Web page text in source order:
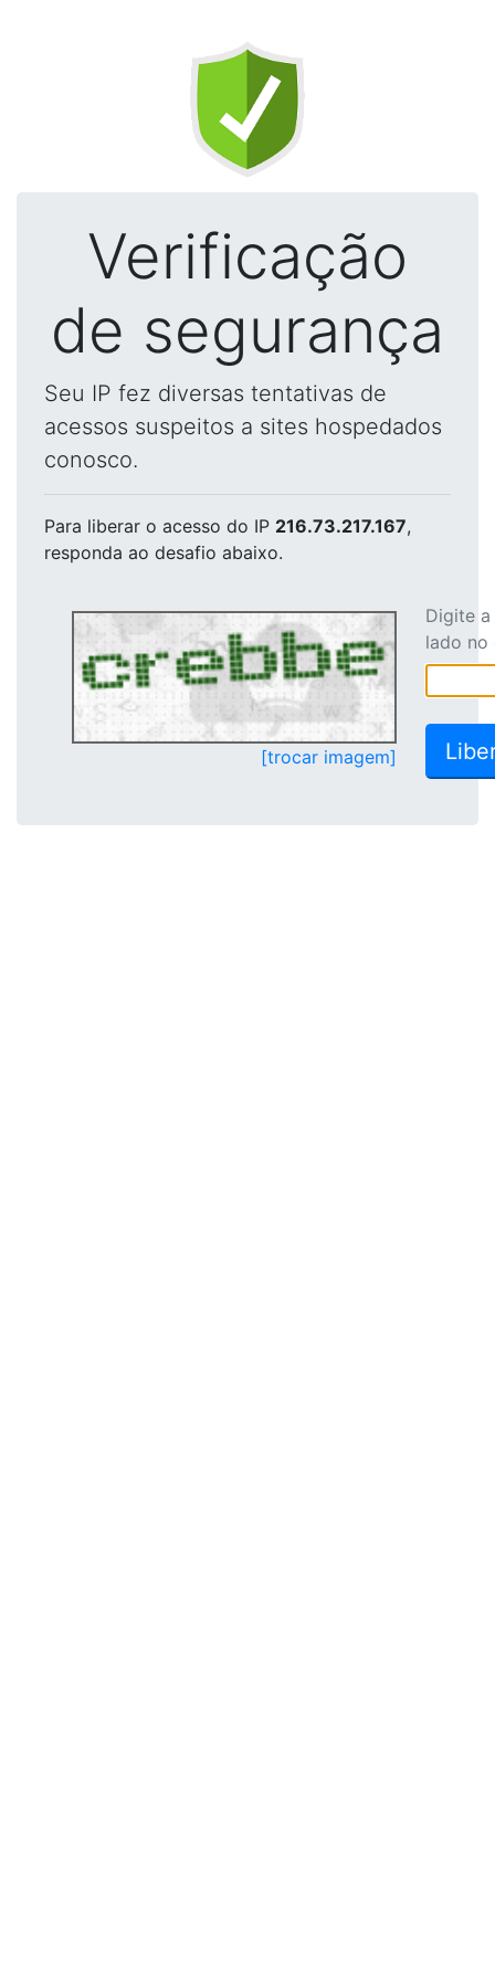
Verificação
de segurança
Seu IP fez diversas tentativas de
acessos suspeitos a sites hospedados
conosco.
Para liberar o acesso do IP 216.73.217.167,
responda ao desafio abaixo.
[trocar imagem]
Digite
lado no